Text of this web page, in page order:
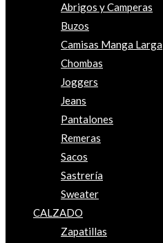
Abrigos y Camperas
Buzos
Camisas Manga Larga
Chombas
Joggers
Jeans
Pantalones
Remeras
Sacos
Sastrería
Sweater
CALZADO
Zapatillas